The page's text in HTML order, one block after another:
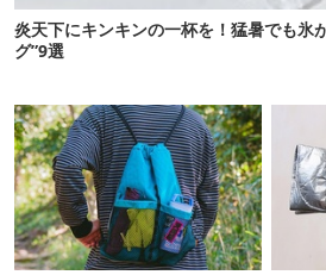
炎天下にキンキンの一杯を！猛暑でも氷
グ”9選